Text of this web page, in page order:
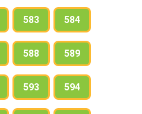
583 584
588 589
593 594